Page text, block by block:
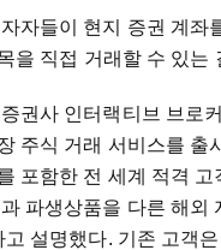
자들이 현지 증권 계좌
을 직접 거래할 수 있는
권사 인터랙티브 브로
주식 거래 서비스를 출
포함한 전 세계 적격 고
파생상품을 다른 해외
고 설명했다. 기존 고객